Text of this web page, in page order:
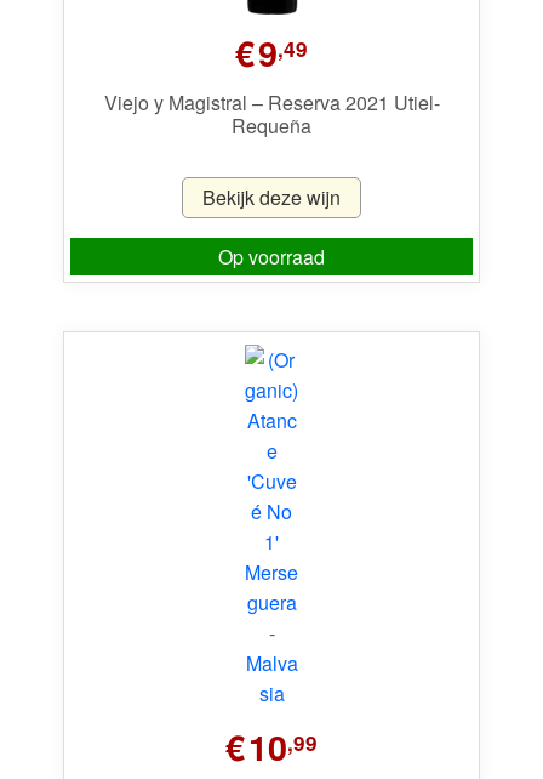
€9,49
Viejo y Magistral – Reserva 2021 Utiel-
Requeña
Bekijk deze wijn
Op voorraad
€10,99